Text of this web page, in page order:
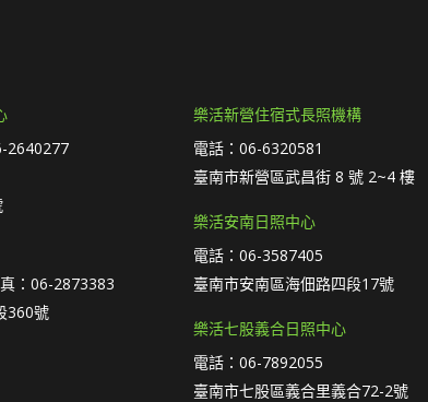
2640277
：06-2873383
360號
樂活新營住宿式長照機構
電話：06-6320581
臺南市新營區武昌街 8 號 2~4 樓
樂活安南日照中心
電話：06-3587405
臺南市安南區海佃路四段17號
樂活七股義合日照中心
電話：06-7892055
臺南市七股區義合里義合72-2號